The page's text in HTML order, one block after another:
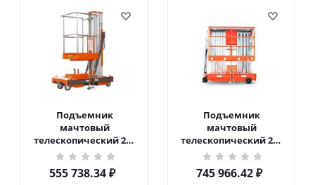
Подъемник
мачтовый
телескопический 200
кг 6 м TOR GTWY6-200S
DC 2-мачтовый
(автономный) (G) в
555 738.34₽
Подъемник
мачтовый
телескопический 200
кг 10 м TOR GTWY10-
200S DC 2-мачтовый
(автономный) (N) в
745 966.42₽